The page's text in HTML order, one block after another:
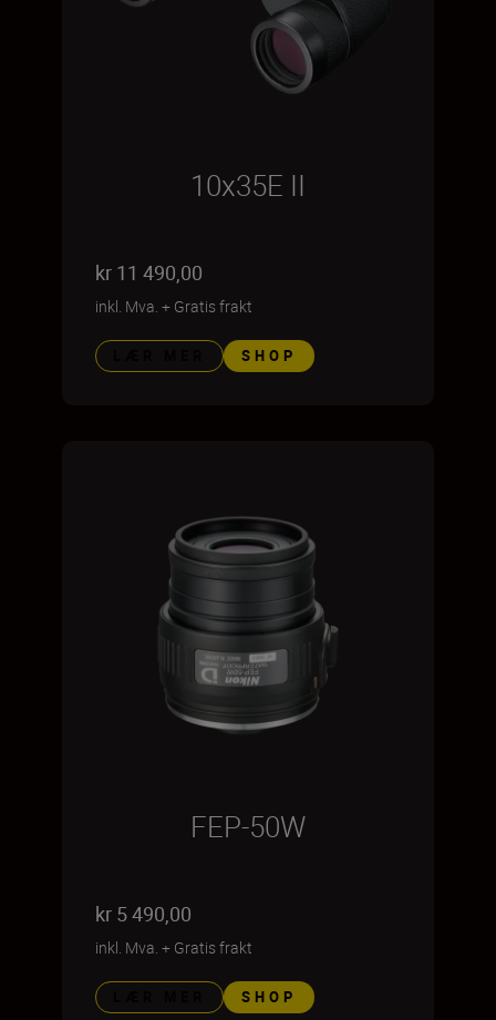
10x35E II
kr 11 490,00
inkl. Mva. + Gratis frakt
SHOP
FEP-50W
kr 5 490,00
inkl. Mva. + Gratis frakt
SHOP